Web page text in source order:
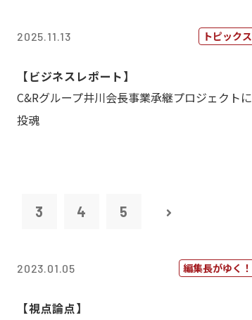
2025.11.13 トピックス
【ビジネスレポート】
C&Rグループ井川会長事業承継プロジェクトに
投魂
3 4 5
2023.01.05 編集長がゆく！
【視点論点】